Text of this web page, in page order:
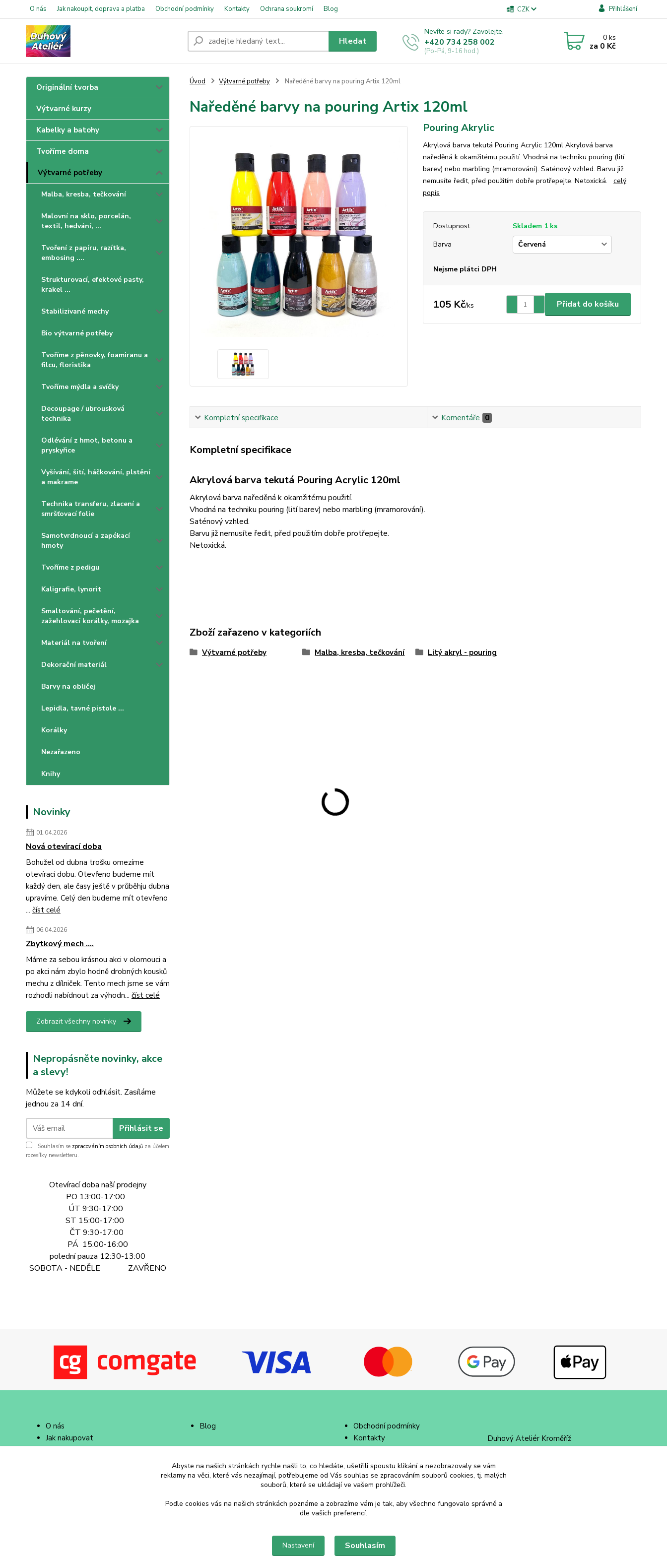
O nás Jak nakoupit, doprava a platba Obchodní podmínky Kontakty Ochrana soukromí Blog CZK Přihlášení
Hledat
Nevíte si rady? Zavolejte.
+420 734 258 002
(Po-Pá, 9-16 hod.)
0ks
za 0 Kč
Originální tvorba
Výtvarné kurzy
Kabelky a batohy
Tvoříme doma
Výtvarné potřeby
Malba, kresba, tečkování
Malovní na sklo, porcelán,
textil, hedvání, ...
Tvoření z papíru, razítka,
embosing ....
Strukturovací, efektové pasty,
krakel ...
Stabilizivané mechy
Bio výtvarné potřeby
Tvoříme z pěnovky, foamiranu a
filcu, floristika
Tvoříme mýdla a svíčky
Decoupage / ubrousková
technika
Odlévání z hmot, betonu a
pryskyřice
Vyšívání, šití, háčkování, plstění
a makrame
Technika transferu, zlacení a
smršťovací folie
Samotvrdnoucí a zapékací
hmoty
Tvoříme z pedigu
Kaligrafie, lynorit
Smaltování, pečetění,
zažehlovací korálky, mozajka
Materiál na tvoření
Dekorační materiál
Barvy na obličej
Lepidla, tavné pistole ...
Korálky
Nezařazeno
Knihy
Novinky
01.04.2026
Nová otevírací doba
Bohužel od dubna trošku omezíme
otevírací dobu. Otevřeno budeme mít
každý den, ale časy ještě v průběhju dubna
upravíme. Celý den budeme mít otevřeno
... číst celé
06.04.2026
Zbytkový mech ....
Máme za sebou krásnou akci v olomouci a
po akci nám zbylo hodně drobných kousků
mechu z dílniček. Tento mech jsme se vám
rozhodli nabídnout za výhodn... číst celé
Zobrazit všechny novinky
Nepropásněte novinky, akce
a slevy!
Můžete se kdykoli odhlásit. Zasíláme
jednou za 14 dní.
Přihlásit se
Souhlasím se zpracováním osobních údajů za účelem
rozesílky newsletteru.
Otevírací doba naší prodejny
PO 13:00-17:00
ÚT 9:30-17:00
ST 15:00-17:00
ČT 9:30-17:00
PÁ 15:00-16:00
polední pauza 12:30-13:00
SOBOTA - NEDĚLE ZAVŘENO
Úvod Výtvarné potřeby Naředěné barvy na pouring Artix 120ml
Naředěné barvy na pouring Artix 120ml
Pouring Akrylic
Akrylová barva tekutá Pouring Acrylic 120ml Akrylová barva
naředěná k okamžitému použití. Vhodná na techniku pouring (lití
barev) nebo marbling (mramorování). Saténový vzhled. Barvu již
nemusíte ředit, před použitím dobře protřepejte. Netoxická. celý
popis
Dostupnost
Skladem 1 ks
Barva
Nejsme plátci DPH
105 Kč/ks Přidat do košíku
Kompletní specifikace Komentáře 0
Kompletní specifikace
Akrylová barva tekutá Pouring Acrylic 120ml
Akrylová barva naředěná k okamžitému použití.
Vhodná na techniku pouring (lití barev) nebo marbling (mramorování).
Saténový vzhled.
Barvu již nemusíte ředit, před použitím dobře protřepejte.
Netoxická.
Zboží zařazeno v kategoriích
Výtvarné potřeby Malba, kresba, tečkování Litý akryl - pouring
O nás
Jak nakupovat
Doprava a platba
Blog
Obchodní podmínky
Kontakty
Duhový Ateliér Kroměříž
+420 734 258 002
Abyste na našich stránkách rychle našli to, co hledáte, ušetřili spoustu klikání a nezobrazovaly se vám
reklamy na věci, které vás nezajímají, potřebujeme od Vás souhlas se zpracováním souborů cookies, tj. malých
souborů, které se ukládají ve vašem prohlížeči.
Podle cookies vás na našich stránkách poznáme a zobrazíme vám je tak, aby všechno fungovalo správně a
dle vašich preferencí.
Nastavení Souhlasím